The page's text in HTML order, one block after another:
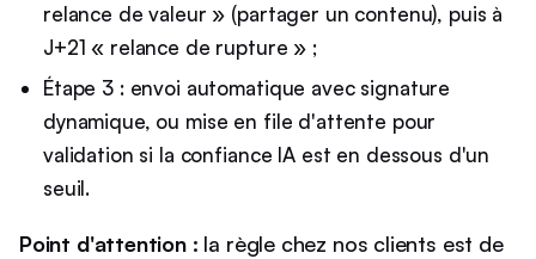
relance de valeur » (partager un contenu), puis à
J+21 « relance de rupture » ;
Étape 3 : envoi automatique avec signature
dynamique, ou mise en file d'attente pour
validation si la confiance IA est en dessous d'un
seuil.
Point d'attention : la règle chez nos clients est de